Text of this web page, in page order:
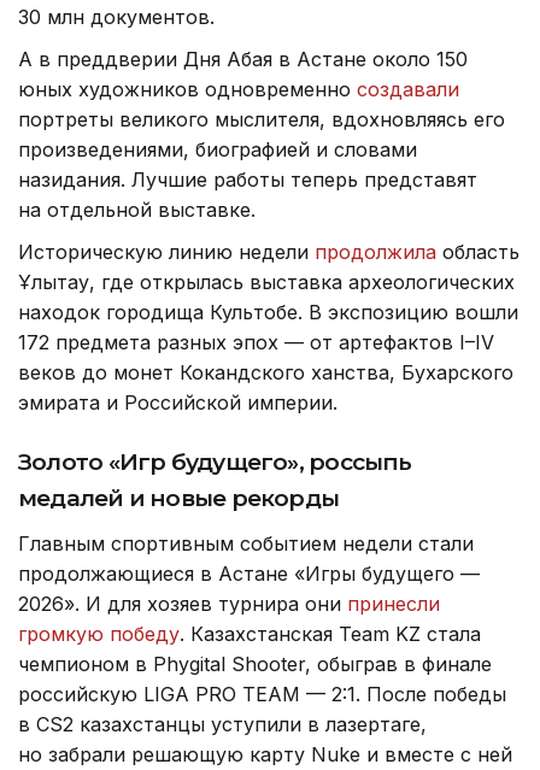
30 млн документов.
А в преддверии Дня Абая в Астане около 150
юных художников одновременно создавали
портреты великого мыслителя, вдохновляясь его
произведениями, биографией и словами
назидания. Лучшие работы теперь представят
на отдельной выставке.
Историческую линию недели продолжила область
Ұлытау, где открылась выставка археологических
находок городища Культобе. В экспозицию вошли
172 предмета разных эпох — от артефактов I–IV
веков до монет Кокандского ханства, Бухарского
эмирата и Российской империи.
Золото «Игр будущего», россыпь
медалей и новые рекорды
Главным спортивным событием недели стали
продолжающиеся в Астане «Игры будущего —
2026». И для хозяев турнира они принесли
громкую победу. Казахстанская Team KZ стала
чемпионом в Phygital Shooter, обыграв в финале
российскую LIGA PRO TEAM — 2:1. После победы
в CS2 казахстанцы уступили в лазертаге,
но забрали решающую карту Nuke и вместе с ней